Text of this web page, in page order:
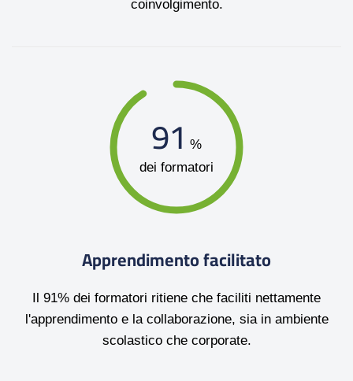
coinvolgimento.
91 %
dei formatori
Apprendimento facilitato
Il 91% dei formatori ritiene che faciliti nettamente
l'apprendimento e la collaborazione, sia in ambiente
scolastico che corporate.